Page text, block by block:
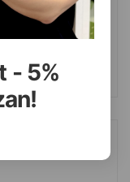
- 5%
Almaq